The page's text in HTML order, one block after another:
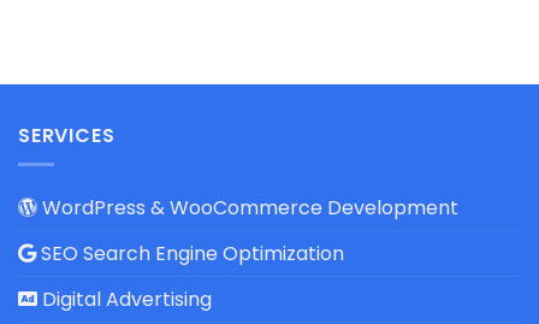
SERVICES
WordPress & WooCommerce Development
SEO Search Engine Optimization
Digital Advertising